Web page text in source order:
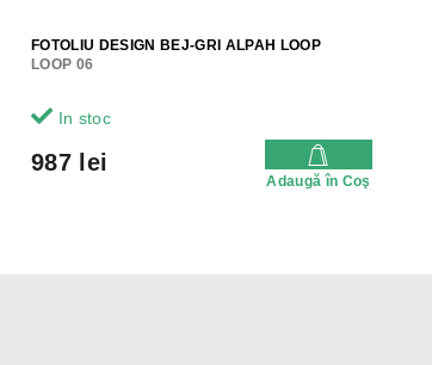
FOTOLIU DESIGN BEJ-GRI ALPAH LOOP
LOOP 06
In stoc
987 lei
Adaugă în Coş